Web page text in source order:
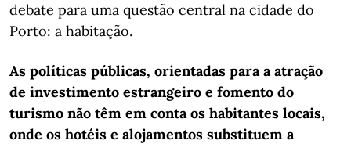
debate para uma questão central na cidade do
Porto: a habitação.
As políticas públicas, orientadas para a atração
de investimento estrangeiro e fomento do
turismo não têm em conta os habitantes locais,
onde os hotéis e alojamentos substituem a